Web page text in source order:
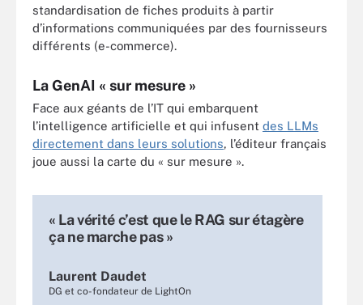
standardisation de fiches produits à partir
d’informations communiquées par des fournisseurs
différents (e-commerce).
La GenAI « sur mesure »
Face aux géants de l’IT qui embarquent
l’intelligence artificielle et qui infusent des LLMs
directement dans leurs solutions, l’éditeur français
joue aussi la carte du « sur mesure ».
« La vérité c’est que le RAG sur étagère
ça ne marche pas »
Laurent Daudet
DG et co-fondateur de LightOn